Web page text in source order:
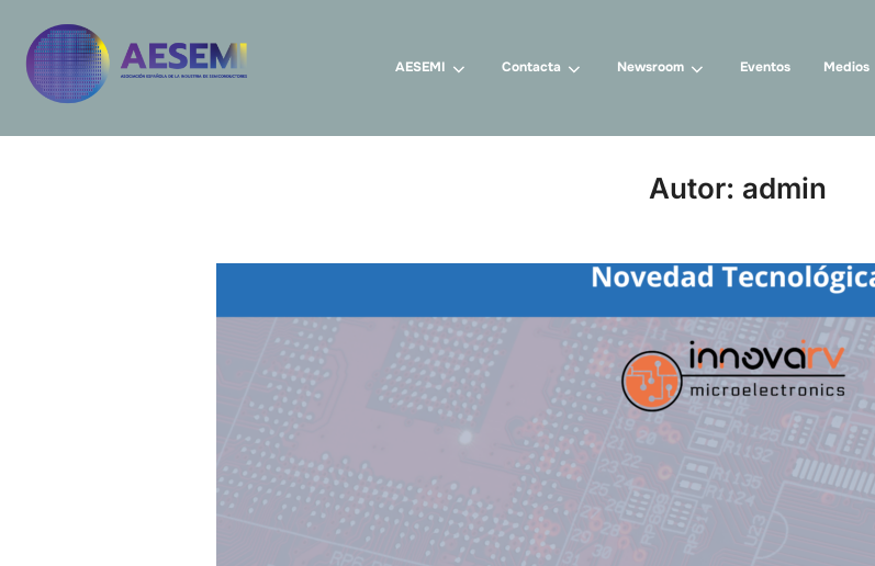
AESEMI Contacta Newsroom Eventos Medios
Autor: admin